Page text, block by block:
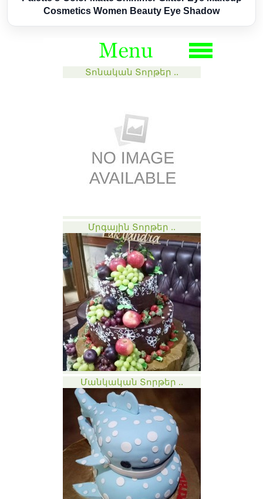
Cosmetics Women Beauty Eye Shadow
Տոնական Տորթեր ..
Մրգային Տորթեր ..
Մանկական Տորթեր ..